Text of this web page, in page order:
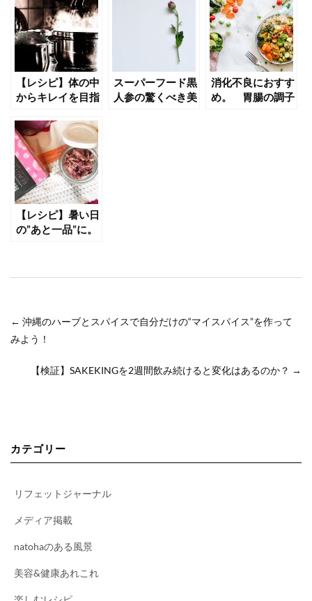
【レシピ】体の中
からキレイを目指
「ボーンブロス」
スーパーフード黒
人参の驚くべき美
消化不良におすす
め。 胃腸の調子
【レシピ】暑い日
の”あと一品”に。
← 沖縄のハーブとスパイスで自分だけの“マイスパイス”を作って
みよう！
【検証】SAKEKINGを2週間飲み続けると変化はあるのか？ →
カテゴリー
リフェットジャーナル
メディア掲載
natohaのある風景
美容&健康あれこれ